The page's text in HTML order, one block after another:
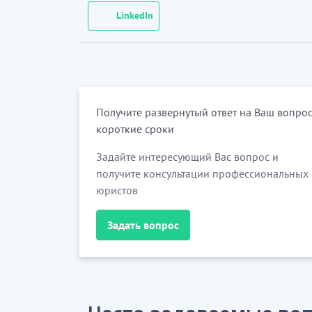
LinkedIn
Получите развернутый ответ на Ваш
короткие сроки
Задайте интересующий Вас вопрос и
получите консультации профессиональных
юристов
Задать вопрос